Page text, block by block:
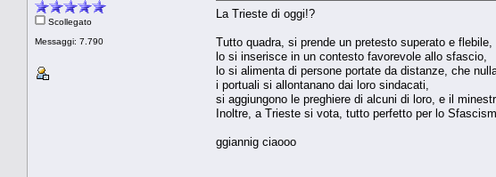
Scollegato
Messaggi: 7.790
La Trieste di oggi!?
Tutto quadra, si prende un pretesto superato e flebile,
lo si inserisce in un contesto favorevole allo sfascio,
lo si alimenta di persone portate da distanze, che
i portuali si allontanano dai loro sindacati,
si aggiungono le preghiere di alcuni di loro, e il
Inoltre, a Trieste si vota, tutto perfetto per lo
ggiannig ciaooo